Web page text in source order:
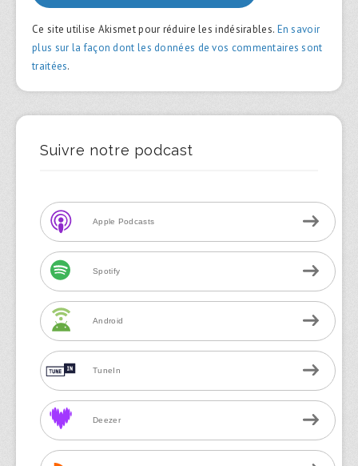
Ce site utilise Akismet pour réduire les indésirables. En savoir
plus sur la façon dont les données de vos commentaires sont
traitées.
Suivre notre podcast
Apple Podcasts
Spotify
Android
TuneIn
Deezer